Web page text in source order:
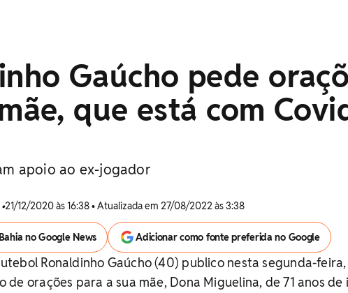
Gaúcho pede
que está com
apoio ao ex-jogador
•21/12/2020 às 16:38 • Atualizada em 27/08/2022 às 3:38
no Google News Adicionar como fonte preferida no Google
Ronaldinho Gaúcho (40) publico nesta segunda-
de orações para a sua mãe, Dona Miguelina, de 71 anos de